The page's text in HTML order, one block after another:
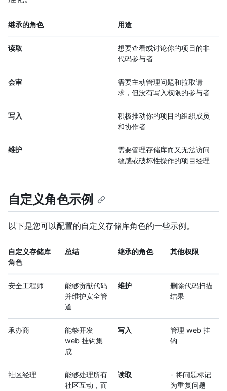
继承的角色 用途
读取
想要查看或讨论你的项目的非
代码参与者
会审
需要主动管理问题和拉取请
求，但没有写入权限的参与者
写入
积极推动你的项目的组织成员
和协作者
维护
需要管理存储库而又无法访问
敏感或破坏性操作的项目经理
自定义角色示例
以下是您可以配置的自定义存储库角色的一些示例。
自定义存储库
角色
总结 继承的角色 其他权限
安全工程师
能够贡献代码
并维护安全管
道
维护
删除代码扫描
结果
承办商
能够开发
web 挂钩集
成
写入
管理 web 挂
钩
社区经理
能够处理所有
社区互动，而
读取
- 将问题标记
为重复问题